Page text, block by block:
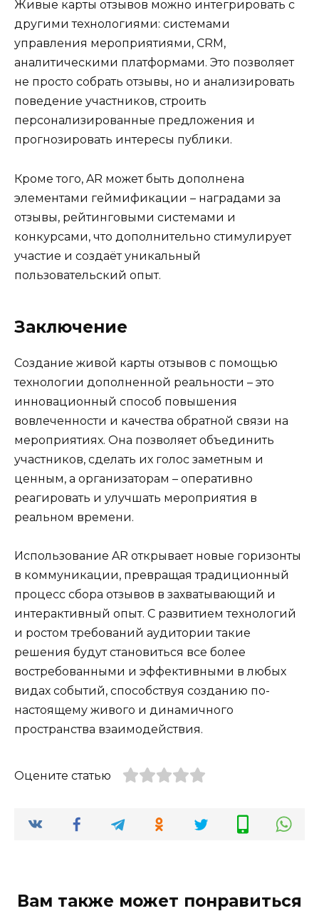
Живые карты отзывов можно интегрировать с
другими технологиями: системами
управления мероприятиями, CRM,
аналитическими платформами. Это позволяет
не просто собрать отзывы, но и анализировать
поведение участников, строить
персонализированные предложения и
прогнозировать интересы публики.
Кроме того, AR может быть дополнена
элементами геймификации – наградами за
отзывы, рейтинговыми системами и
конкурсами, что дополнительно стимулирует
участие и создаёт уникальный
пользовательский опыт.
Заключение
Создание живой карты отзывов с помощью
технологии дополненной реальности – это
инновационный способ повышения
вовлеченности и качества обратной связи на
мероприятиях. Она позволяет объединить
участников, сделать их голос заметным и
ценным, а организаторам – оперативно
реагировать и улучшать мероприятия в
реальном времени.
Использование AR открывает новые горизонты
в коммуникации, превращая традиционный
процесс сбора отзывов в захватывающий и
интерактивный опыт. С развитием технологий
и ростом требований аудитории такие
решения будут становиться все более
востребованными и эффективными в любых
видах событий, способствуя созданию по-
настоящему живого и динамичного
пространства взаимодействия.
Оцените статью
Вам также может понравиться